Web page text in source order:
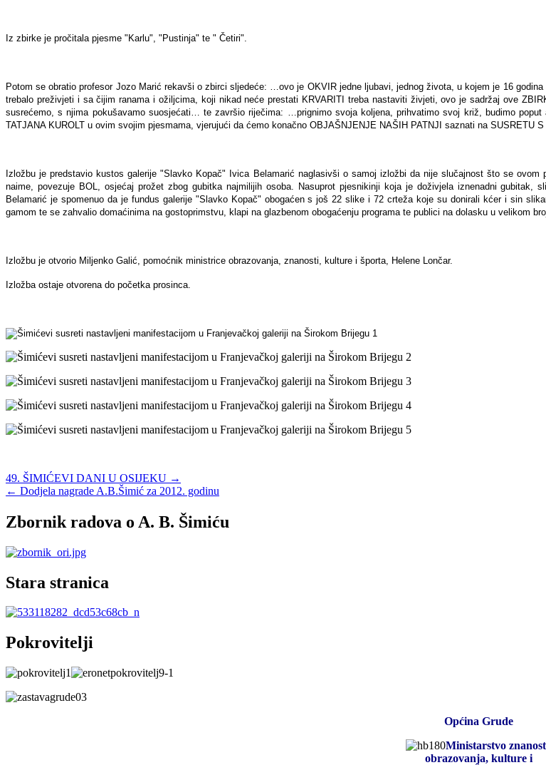
Iz zbirke je pročitala pjesme "Karlu", "Pustinja" te " Četiri".
Potom se obratio profesor Jozo Marić rekavši o zbirci sljedeće: …ovo je OKVIR jedne ljubavi, jednog života, u kojem je 16
trebalo preživjeti i sa čijim ranama i ožiljcima, koji nikad neće prestati KRVARITI treba nastaviti živjeti, ovo je sadržaj ove
susrećemo, s njima pokušavamo suosjećati… te završio riječima: …prignimo svoja koljena, prihvatimo svoj križ, budimo
TATJANA KUROLT u ovim svojim pjesmama, vjerujući da ćemo konačno OBJAŠNJENJE NAŠIH PATNJI saznati na SUSRETU
Izložbu je predstavio kustos galerije "Slavko Kopač" Ivica Belamarić naglasivši o samoj izložbi da nije slučajnost što se
naime, povezuje BOL, osjećaj prožet zbog gubitka najmilijih osoba. Nasuprot pjesnikinji koja je doživjela iznenadni
Belamarić je spomenuo da je fundus galerije "Slavko Kopač" obogaćen s još 22 slike i 72 crteža koje su donirali kćer i sin
gamom te se zahvalio domaćinima na gostoprimstvu, klapi na glazbenom obogaćenju programa te publici na dolasku u velikom
Izložbu je otvorio Miljenko Galić, pomoćnik ministrice obrazovanja, znanosti, kulture i športa, Helene Lončar.
Izložba ostaje otvorena do početka prosinca.
Navigacija
objava
49. ŠIMIĆEVI DANI U OSIJEKU →
← Dodjela nagrade A.B.Šimić za 2012. godinu
Zbornik radova o A. B. Šimiću
Stara stranica
Pokrovitelji
Općina Grude
Ministarstvo
obrazovanja, kulture i